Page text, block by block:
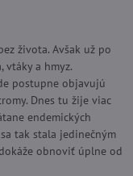
života. Avšak už po
vtáky a hmyz.
postupne objavujú
Dnes tu žije viac
endemických
tak stala jedinečným
obnoviť úplne od